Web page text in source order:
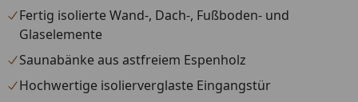
Fertig isolierte Wand-, Dach-, Fußboden- und
Glaselemente
Saunabänke aus astfreiem Espenholz
Hochwertige isolierverglaste Eingangstür